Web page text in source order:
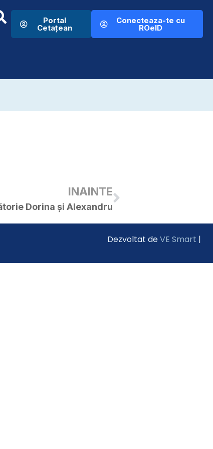
Portal
Cetațean
Conecteaza-te cu
ROeID
INAINTE
Dorina și Alexandru
Dezvoltat deVE Smart |